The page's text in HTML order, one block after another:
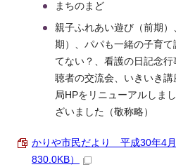
まちのまど
親子ふれあい遊び（前期
期）、パパも一緒の子育
てない？、看護の日記念
聴者の交流会、いきいき
局HPをリニューアルしま
ざいました（敬称略）
かりや市民だより 平成30年4
830.0KB）